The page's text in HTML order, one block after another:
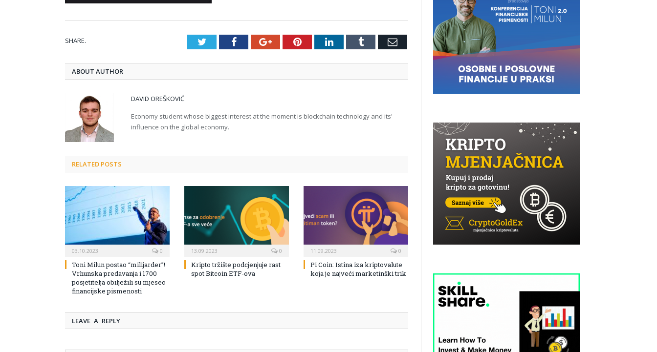
SHARE. TwitterFacebookGoogle+PinterestLinkedInTumblr Email
ABOUT AUTHOR
DAVID OREŠKOVIĆ
Economy student whose biggest interest at the moment is blockchain technology and its'
influence on the global economy.
RELATED POSTS
03.10.2023 0
Toni Milun postao “milijarder”!
Vrhunska predavanja i 1700
posjetitelja obilježili su mjesec
financijske pismenosti
13.09.2023 0
Kripto tržište podcjenjuje rast
spot Bitcoin ETF-ova
11.09.2023 0
Pi Coin: Istina iza kriptovalute
koja je najveći marketinški trik
LEAVE A REPLY